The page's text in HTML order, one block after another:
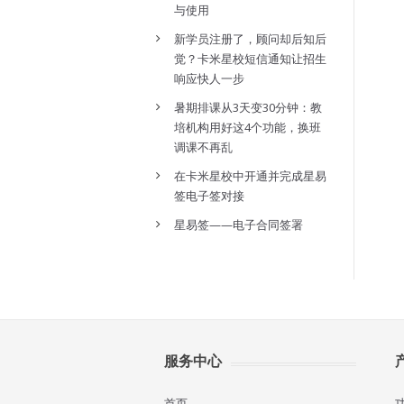
与使用
新学员注册了，顾问却后知后
觉？卡米星校短信通知让招生
响应快人一步
暑期排课从3天变30分钟：教
培机构用好这4个功能，换班
调课不再乱
在卡米星校中开通并完成星易
签电子签对接
星易签——电子合同签署
服务中心